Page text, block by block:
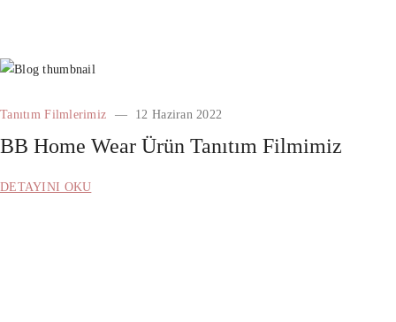
Tanıtım Filmlerimiz 12 Haziran 2022
BB Home Wear Ürün Tanıtım Filmimiz
DETAYINI OKU